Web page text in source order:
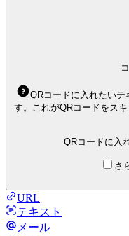
QRコードに入れたいテ
す。これがQRコードをス
QRコードに入
さ
URL
テキスト
メール